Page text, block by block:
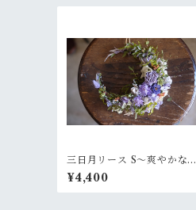
三日月リース S〜爽やかなラ
ベンダーグリーン
¥4,400